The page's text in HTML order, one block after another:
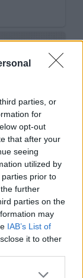
parties, or
for
opt-out
that after your
seeing
utilized by
prior to
further
parties on the
may
IAB’s List of
it to other